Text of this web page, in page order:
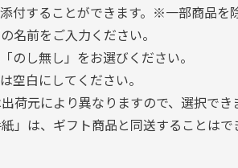
付することができます。※一部商品を
名前をご入力ください。
のし無し」をお選びください。
空白にしてください。
荷元により異なりますので、選択でき
紙」は、ギフト商品と同送することは